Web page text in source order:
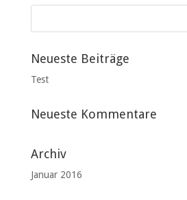
Neueste Beiträge
Test
Neueste Kommentare
Archiv
Januar 2016